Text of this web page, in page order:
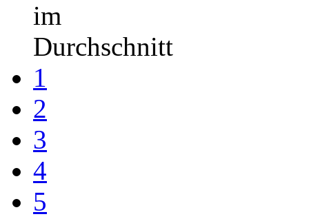
im
Durchschnitt
1
2
3
4
5